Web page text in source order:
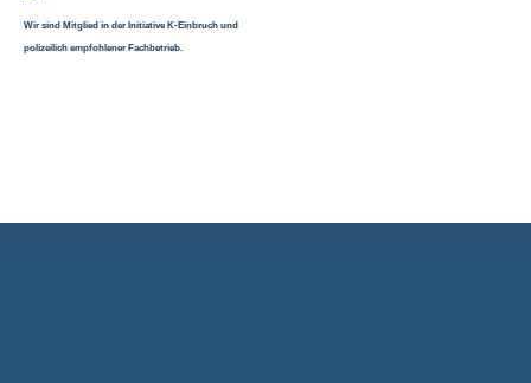
Wir sind Mitglied in der Initiative K-Einbruch und
polizeilich empfohlener Fachbetrieb.